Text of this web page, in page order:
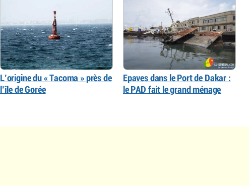
L’origine du « Tacoma » près de
l’île de Gorée
Epaves dans le Port de Dakar :
le PAD fait le grand ménage